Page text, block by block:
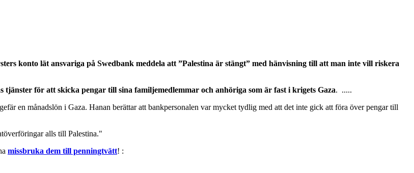
konto lät ansvariga på Swedbank meddela att ”Palestina är stängt” med hänvisning till att man inte vill riskera
för att skicka pengar till sina familjemedlemmar och anhöriga som är fast i krigets Gaza. .....
en månadslön i Gaza. Hanan berättar att bankpersonalen var mycket tydlig med att det inte gick att föra över pengar till
alls till Palestina."
missbruka dem till penningtvätt! :